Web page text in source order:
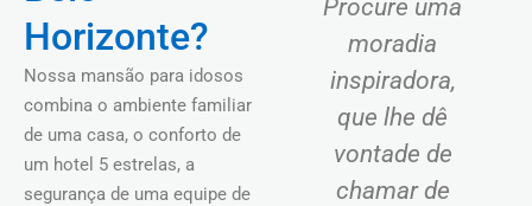
Horizonte?
Nossa mansão para idosos
combina o ambiente familiar
de uma casa, o conforto de
um hotel 5 estrelas, a
segurança de uma equipe de
Procure uma
moradia
inspiradora,
que lhe dê
vontade de
chamar de